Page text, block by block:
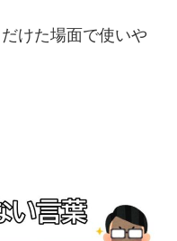
けた場面で使いや